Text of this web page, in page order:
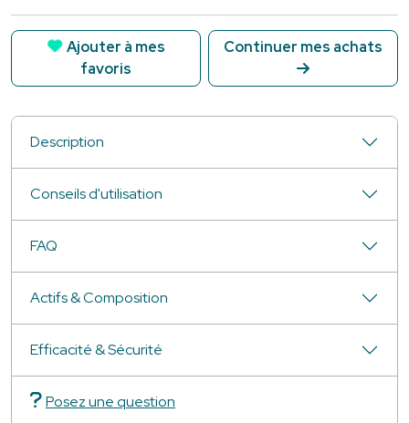
Ajouter à mes
favoris
Continuer mes achats
Description
Conseils d'utilisation
FAQ
Actifs & Composition
Efficacité & Sécurité
Posez une question